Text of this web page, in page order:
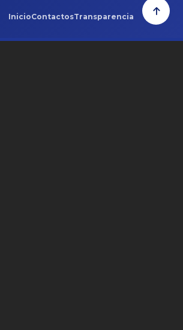
InicioContactosTransparencia